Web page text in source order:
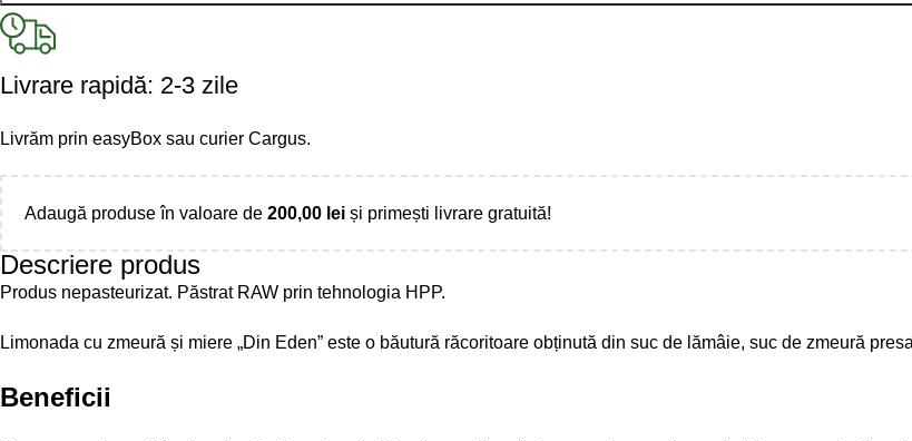
Livrare rapidă: 2-3 zile
Livrăm prin easyBox sau curier Cargus.
Adaugă produse în valoare de 200,00 lei și primești livrare gratuită!
Descriere produs
Produs nepasteurizat. Păstrat RAW prin tehnologia HPP.
Limonada cu zmeură și miere „Din Eden” este o băutură răcoritoare obținută din suc de lămâie, suc de zmeură
Beneficii